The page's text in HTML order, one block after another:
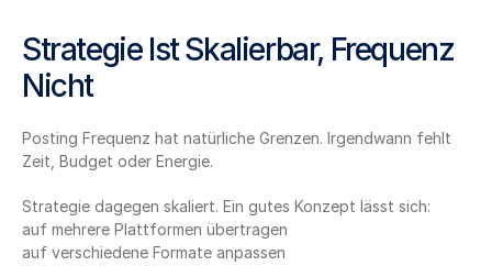
Strategie Ist Skalierbar, Frequenz
Nicht
Posting Frequenz hat natürliche Grenzen. Irgendwann fehlt
Zeit, Budget oder Energie.
Strategie dagegen skaliert. Ein gutes Konzept lässt sich:
auf mehrere Plattformen übertragen
auf verschiedene Formate anpassen